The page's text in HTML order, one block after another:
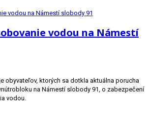
vodou na Námestí
obyvateľov, ktorých sa dotkla aktuálna porucha
na Námestí slobody 91, o zabezpečení
vodou.